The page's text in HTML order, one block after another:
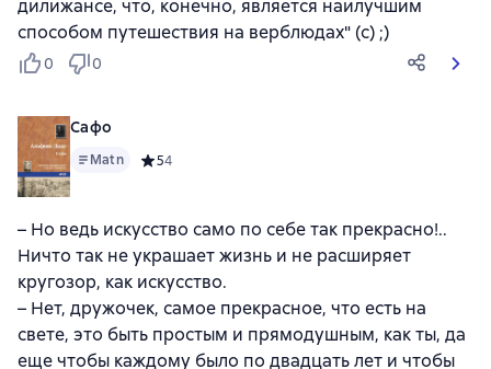
дилижансе, что, конечно, является наилучшим
способом путешествия на верблюдах" (с) ;)
0 0
Сафо
Matn Средний рейтинг 5 на основе 4 оценок
54
– Но ведь искусство само по себе так прекрасно!..
Ничто так не украшает жизнь и не расширяет
кругозор, как искусство.
– Нет, дружочек, самое прекрасное, что есть на
свете, это быть простым и прямодушным, как ты, да
еще чтобы каждому было по двадцать лет и чтобы